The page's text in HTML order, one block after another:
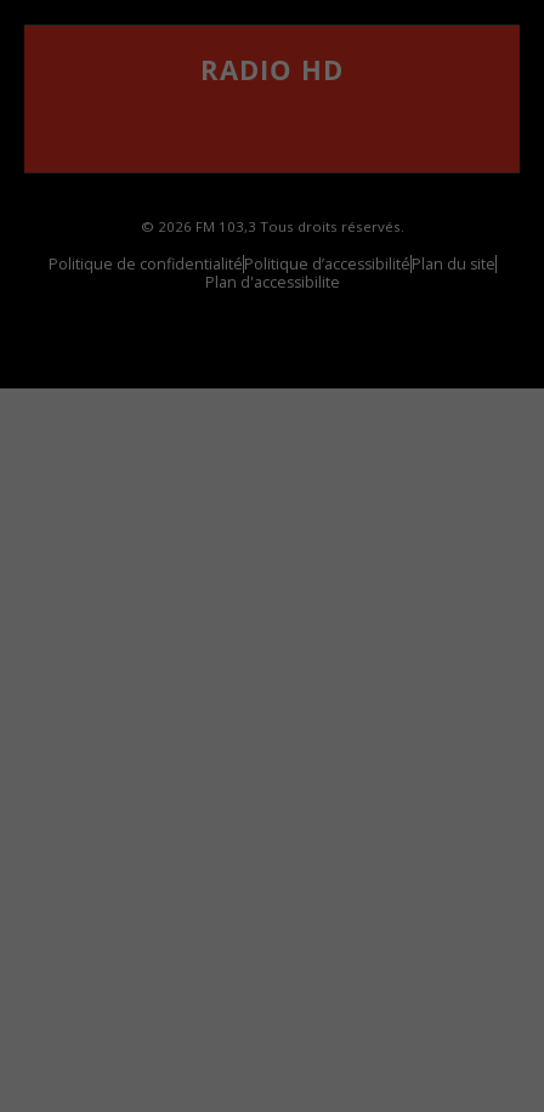
RADIO HD
© 2026 FM 103,3 Tous droits réservés.
Politique de confidentialitéPolitique d’accessibilitéPlan du site
Plan d'accessibilite